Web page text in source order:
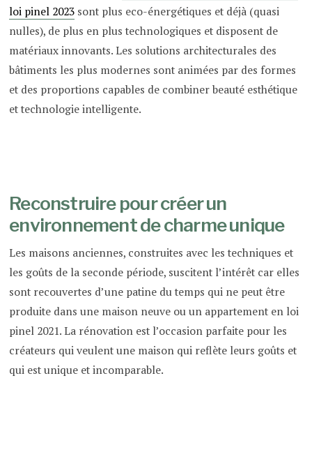
loi pinel 2023 sont plus eco-énergétiques et déjà (quasi
nulles), de plus en plus technologiques et disposent de
matériaux innovants. Les solutions architecturales des
bâtiments les plus modernes sont animées par des formes
et des proportions capables de combiner beauté esthétique
et technologie intelligente.
Reconstruire pour créer un
environnement de charme unique
Les maisons anciennes, construites avec les techniques et
les goûts de la seconde période, suscitent l’intérêt car elles
sont recouvertes d’une patine du temps qui ne peut être
produite dans une maison neuve ou un appartement en loi
pinel 2021. La rénovation est l’occasion parfaite pour les
créateurs qui veulent une maison qui reflète leurs goûts et
qui est unique et incomparable.